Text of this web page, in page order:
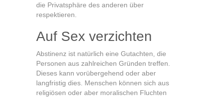
die Privatsphäre des anderen über
respektieren.
Auf Sex verzichten
Abstinenz ist natürlich eine Gutachten, die
Personen aus zahlreichen Gründen treffen.
Dieses kann vorübergehend oder aber
langfristig dies. Menschen können sich aus
religiösen oder aber moralischen Fluchten